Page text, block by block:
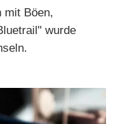
mit Böen,
wurde